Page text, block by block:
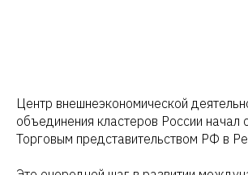
Центр внешнеэкономической
объединения кластеров России начал
Торговым представительством РФ в